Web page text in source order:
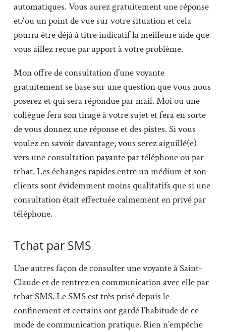
automatiques. Vous aurez gratuitement une réponse
et/ou un point de vue sur votre situation et cela
pourra être déjà à titre indicatif la meilleure aide que
vous aillez reçue par apport à votre problème.
Mon offre de consultation d’une voyante
gratuitement se base sur une question que vous nous
poserez et qui sera répondue par mail. Moi ou une
collègue fera son tirage à votre sujet et fera en sorte
de vous donnez une réponse et des pistes. Si vous
voulez en savoir davantage, vous serez aiguillé(e)
vers une consultation payante par téléphone ou par
tchat. Les échanges rapides entre un médium et son
clients sont évidemment moins qualitatifs que si une
consultation était effectuée calmement en privé par
téléphone.
Tchat par SMS
Une autres façon de consulter une voyante à Saint-
Claude et de rentrez en communication avec elle par
tchat SMS. Le SMS est très prisé depuis le
confinement et certains ont gardé l’habitude de ce
mode de communication pratique. Rien n’empêche